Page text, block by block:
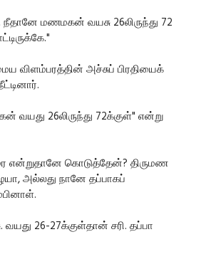
மணமகன் வயசு 26லிருந்து 72
விளம்பரத்தின் அச்சுப் பிரதியைக்
வயது 26லிருந்து 72க்குள்" என்று
என்றுதானே கொடுத்தேன்? திருமண
அல்லது நானே தப்பாகப்
வயது 26-27க்குள்தான் சரி. தப்பா